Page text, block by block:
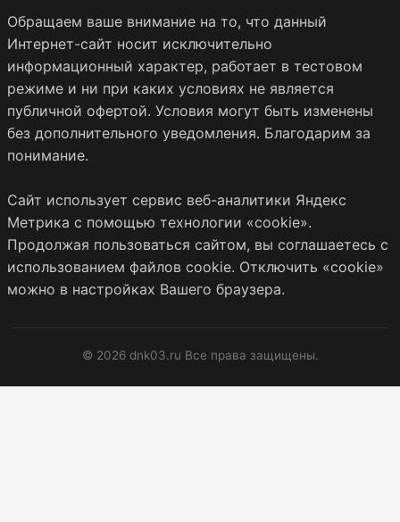
Обращаем ваше внимание на то, что данный
Интернет-сайт носит исключительно
информационный характер, работает в тестовом
режиме и ни при каких условиях не является
публичной офертой. Условия могут быть изменены
без дополнительного уведомления. Благодарим за
понимание.
Сайт использует сервис веб-аналитики Яндекс
Метрика с помощью технологии «cookie».
Продолжая пользоваться сайтом, вы соглашаетесь с
использованием файлов cookie. Отключить «cookie»
можно в настройках Вашего браузера.
© 2026 dnk03.ru Все права защищены.